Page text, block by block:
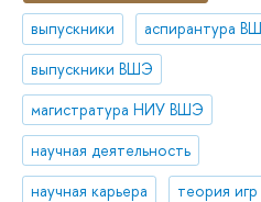
выпускники
аспирантура
выпускники ВШЭ
магистратура НИУ ВШЭ
научная деятельность
научная карьера
теория игр